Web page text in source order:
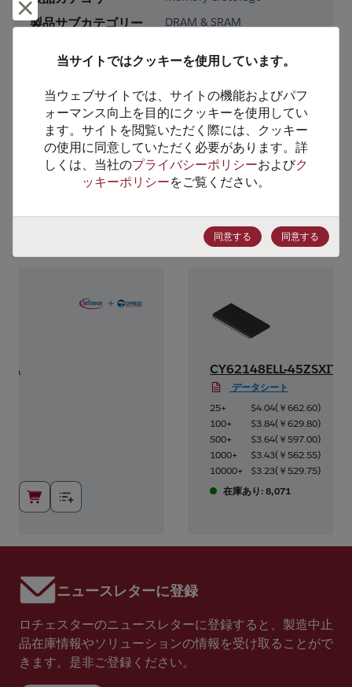
製品サブカテゴリー DRAM & SRAM
HTSコード
ECCN番号 3A991.B.2.A
CY62148ELL-45ZSXIT
データシート
25+
$4.04(￥662.60)
100+
$3.84(￥629.80)
500+
$3.64(￥597.00)
1000+
$3.43(￥562.55)
10000+
$3.23(￥529.75)
在庫あり: 8,071
ニュースレターに登録
ロチェスターのニュースレターに登録すると、製造中止
品在庫情報やソリューションの情報を受け取ることがで
きます。是非ご登録ください。
却下して閉じる
当サイトではクッキーを使用しています。
当ウェブサイトでは、サイトの機能およびパフ
ォーマンス向上を目的にクッキーを使用してい
ます。サイトを閲覧いただく際には、クッキー
の使用に同意していただく必要があります。詳
しくは、当社のプライバシーポリシーおよびク
ッキーポリシーをご覧ください。
同意する 同意する